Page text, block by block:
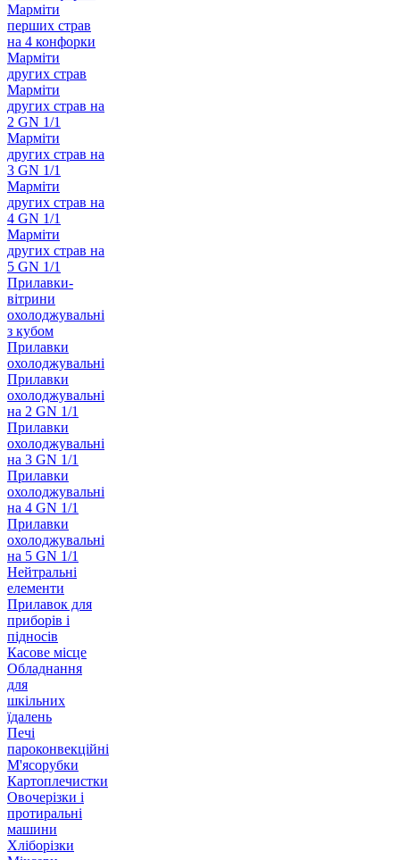
Марміти
перших страв
на 4 конфорки
Марміти
других страв
Марміти
других страв на
2 GN 1/1
Марміти
других страв на
3 GN 1/1
Марміти
других страв на
4 GN 1/1
Марміти
других страв на
5 GN 1/1
Прилавки-
вітрини
охолоджувальні
з кубом
Прилавки
охолоджувальні
Прилавки
охолоджувальні
на 2 GN 1/1
Прилавки
охолоджувальні
на 3 GN 1/1
Прилавки
охолоджувальні
на 4 GN 1/1
Прилавки
охолоджувальні
на 5 GN 1/1
Нейтральні
елементи
Прилавок для
приборів і
підносів
Касове місце
Обладнання
для
шкільних
їдалень
Печі
пароконвекційні
М'ясорубки
Картоплечистки
Овочерізки і
протиральні
машини
Хліборізки